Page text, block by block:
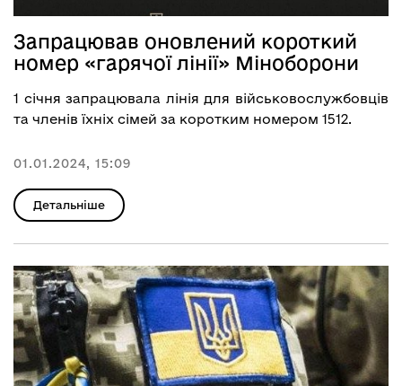
Запрацював оновлений короткий
номер «гарячої лінії» Міноборони
1 січня запрацювала лінія для військовослужбовців
та членів їхніх сімей за коротким номером 1512.
01.01.2024, 15:09
Детальніше